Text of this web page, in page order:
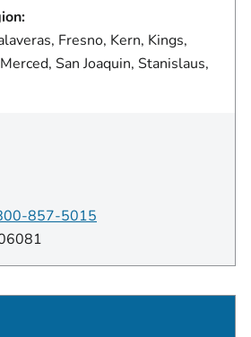
Fresno, Kern, Kings,
San Joaquin, Stanislaus,
857-5015